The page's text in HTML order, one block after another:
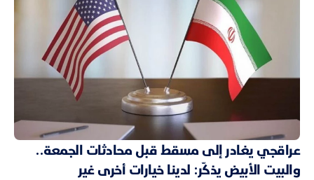
عراقجي يغادر إلى مسقط قبل محادثات الجمعة..
والبيت الأبيض يذكّر: لدينا خيارات أخرى غير